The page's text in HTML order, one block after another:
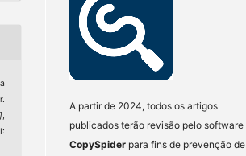
,
A partir de 2024, todos os artigos
publicados terão revisão pelo software
CopySpider para fins de prevenção de